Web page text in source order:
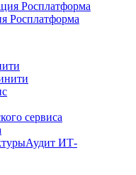
Росплатформа
сервиса
Аудит ИТ-